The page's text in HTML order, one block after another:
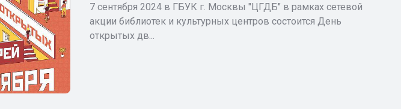
7 сентября 2024 в ГБУК г. Москвы "ЦГДБ" в рамках сетевой
акции библиотек и культурных центров состоится День
открытых дв...